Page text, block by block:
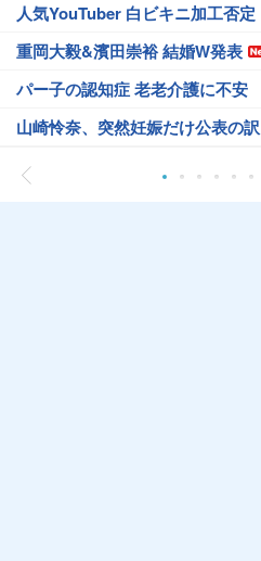
人気YouTuber 白ビキニ加工否定
重岡大毅&濱田崇裕 結婚W発表
パー子の認知症 老老介護に不安
山崎怜奈、突然妊娠だけ公表の訳